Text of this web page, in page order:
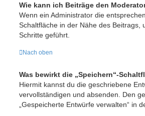
Wie kann ich Beiträge den
Wenn ein Administrator die
Schaltfläche in der Nähe des Beitrags,
Schritte geführt.
Nach oben
Was bewirkt die „Speichern“-
Hiermit kannst du die geschriebene
vervollständigen und absenden. Den
„Gespeicherte Entwürfe verwalten“ in